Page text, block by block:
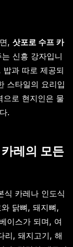
, 삿포로 수프 카
신흥 강자입니
과 따로 제공되
스타일의 요리입
으로 현지인은 물
.
레의 모든
식 카레나 인도식
닭뼈, 돼지뼈,
이스가 되며, 여
리, 돼지고기, 해